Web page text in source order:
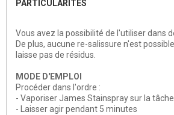
PARTICULARITES
Vous avez la possibilité de l'utiliser dans
De plus, aucune re-salissure n'est
laisse pas de résidus.
MODE D'EMPLOI
Procéder dans l'ordre :
- Vaporiser James Stainspray sur la tâche
- Laisser agir pendant 5 minutes